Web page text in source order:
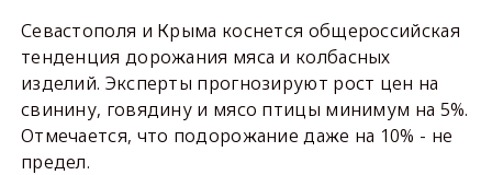
Севастополя и Крыма коснется общероссийская
тенденция дорожания мяса и колбасных
изделий. Эксперты прогнозируют рост цен на
свинину, говядину и мясо птицы минимум на 5%.
Отмечается, что подорожание даже на 10% - не
предел.